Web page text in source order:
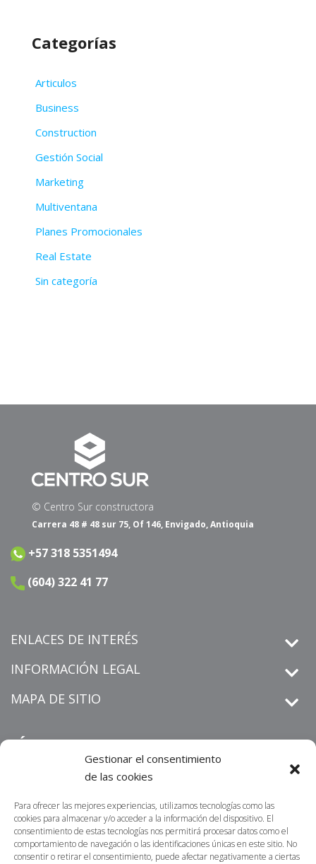
Gestionar el consentimiento
de las cookies
Para ofrecer las mejores experiencias, utilizamos tecnologías como las
cookies para almacenar y/o acceder a la información del dispositivo. El
consentimiento de estas tecnologías nos permitirá procesar datos como el
comportamiento de navegación o las identificaciones únicas en este sitio. No
consentir o retirar el consentimiento, puede afectar negativamente a ciertas
Categorías
Articulos
Business
Construction
Gestión Social
Marketing
Multiventana
Planes Promocionales
Real Estate
Sin categoría
© Centro Sur constructora
Carrera 48 # 48 sur 75, Of 146, Envigado, Antioquia
+57 318 5351494
(604) 322 41 77
ENLACES DE INTERÉS
INFORMACIÓN LEGAL
MAPA DE SITIO
SÍGUENOS
Informamos que losderechos de peticiónque sean
radicados por un medio distinto al establecido en nuestra sitio
webhttps://centrosur.co/clientes/,La dirección